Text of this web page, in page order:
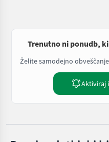
Trenutno ni ponudb,
Želite samodejno
Aktiviraj